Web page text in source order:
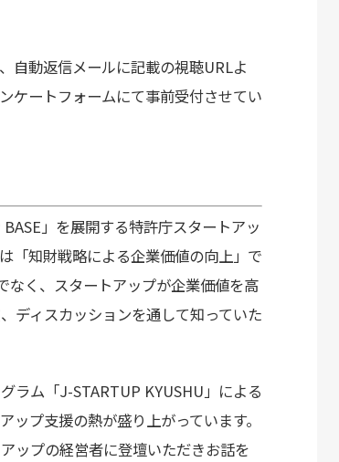
自動返信メールに記載の視聴URLよ
ケートフォームにて事前受付させてい
」を展開する特許庁スタートアッ
「知財戦略による企業価値の向上」で
なく、スタートアップが企業価値を高
ディスカッションを通して知っていた
ラム「J-STARTUP KYUSHU」による
プ支援の熱が盛り上がっています。
ップの経営者に登壇いただきお話を